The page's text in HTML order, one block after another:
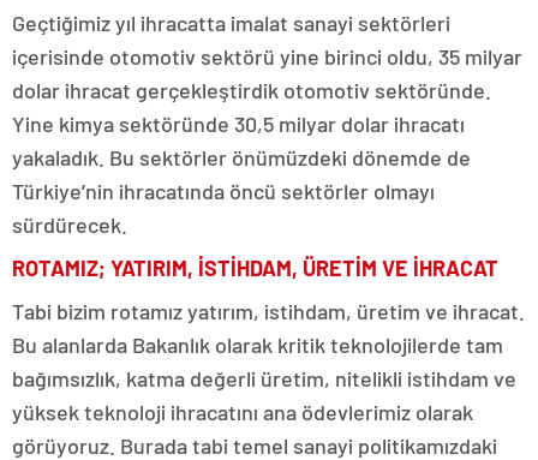
Geçtiğimiz yıl ihracatta imalat sanayi sektörleri
içerisinde otomotiv sektörü yine birinci oldu, 35 milyar
dolar ihracat gerçekleştirdik otomotiv sektöründe.
Yine kimya sektöründe 30,5 milyar dolar ihracatı
yakaladık. Bu sektörler önümüzdeki dönemde de
Türkiye’nin ihracatında öncü sektörler olmayı
sürdürecek.
ROTAMIZ; YATIRIM, İSTİHDAM, ÜRETİM VE İHRACAT
Tabi bizim rotamız yatırım, istihdam, üretim ve ihracat.
Bu alanlarda Bakanlık olarak kritik teknolojilerde tam
bağımsızlık, katma değerli üretim, nitelikli istihdam ve
yüksek teknoloji ihracatını ana ödevlerimiz olarak
görüyoruz. Burada tabi temel sanayi politikamızdaki